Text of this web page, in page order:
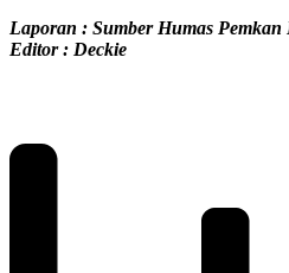
Laporan : Sumber Humas
Editor : Deckie